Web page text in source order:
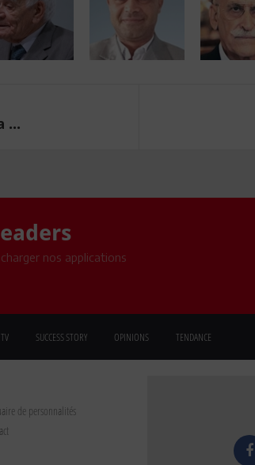
...
nos applications
SUCCESS STORY OPINIONS TENDANCE
de personnalités